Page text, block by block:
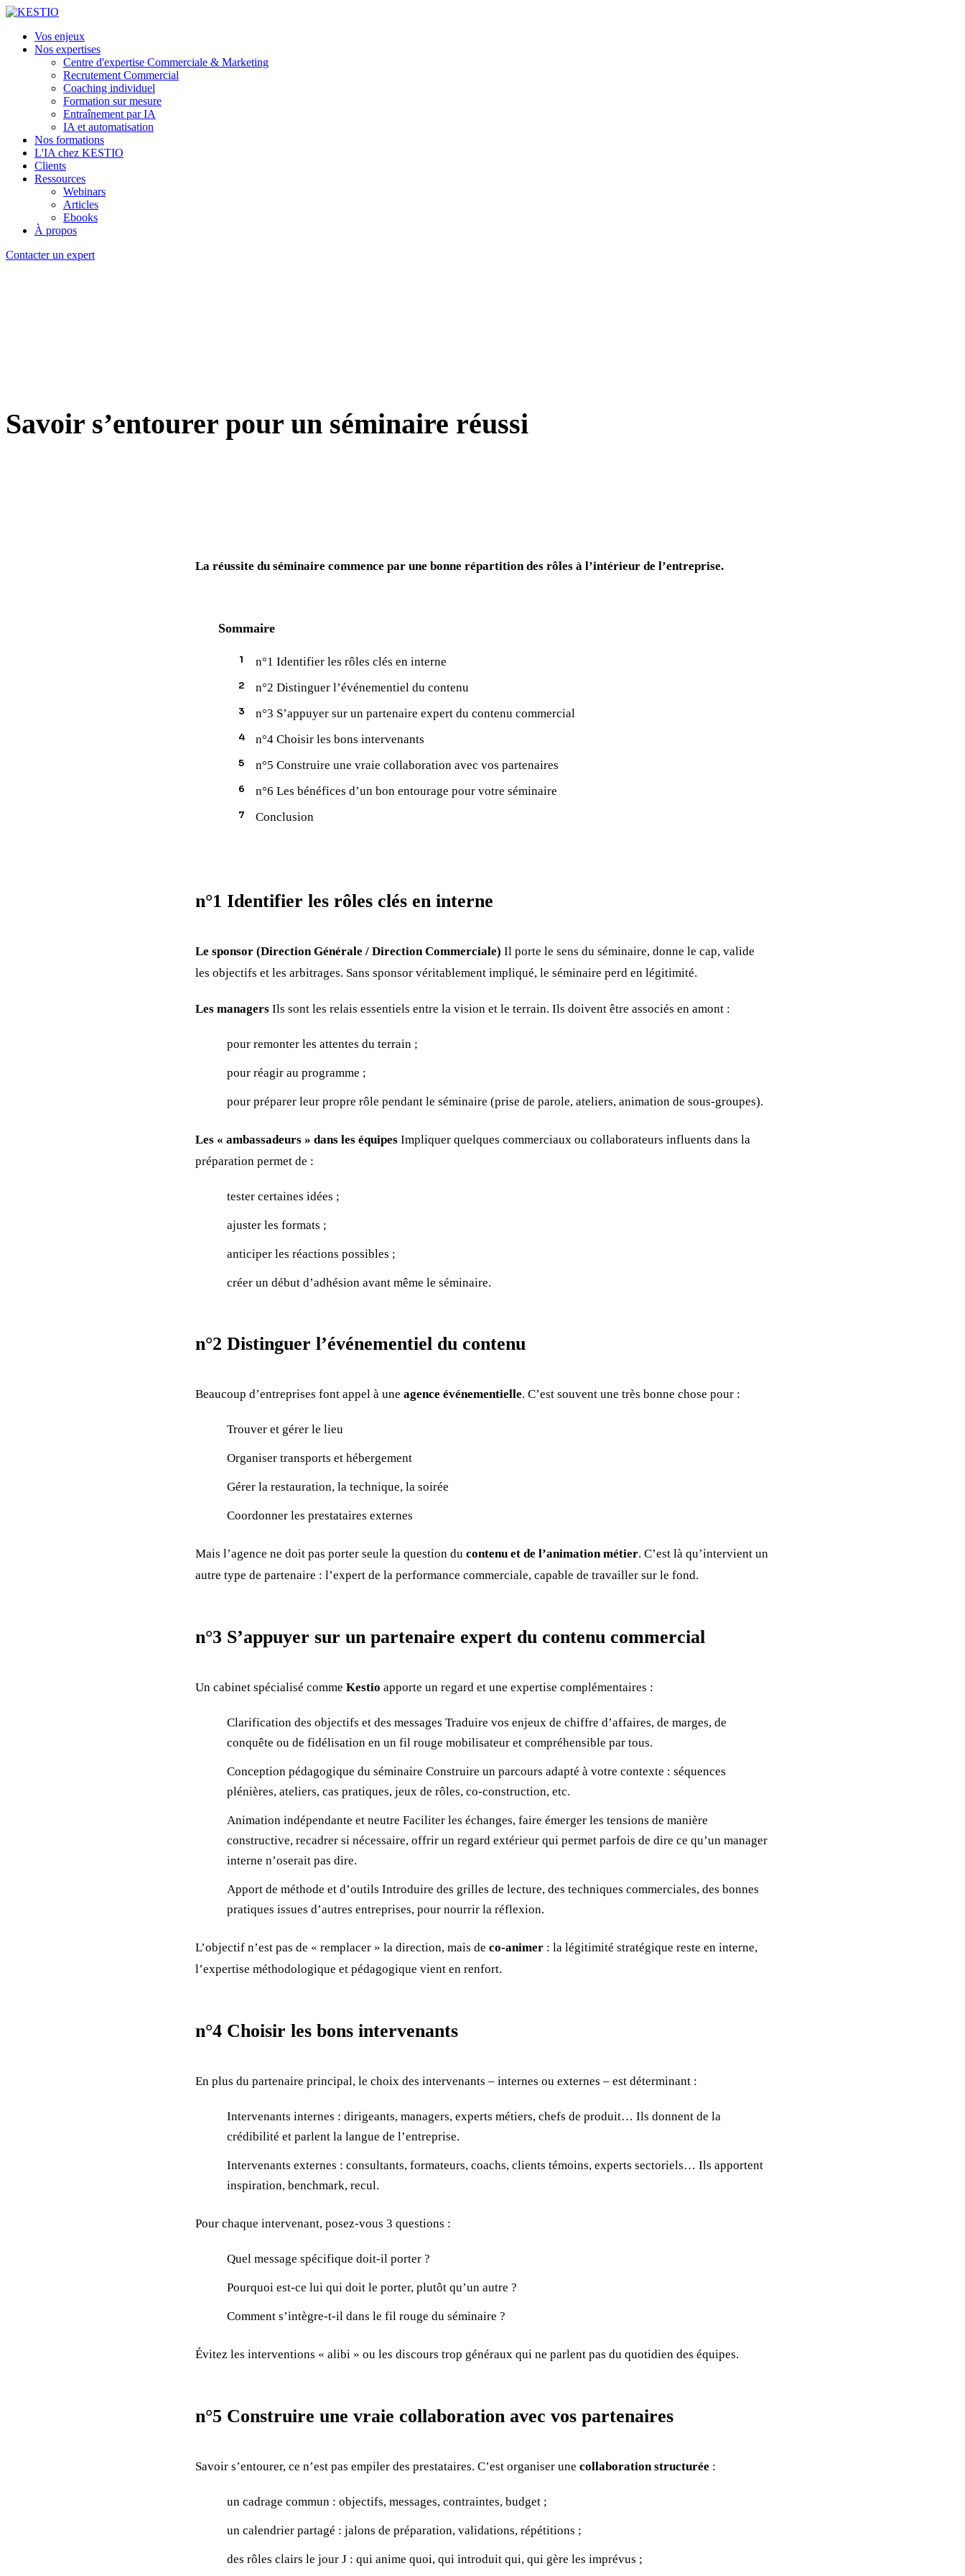
Vos enjeux
Nos expertises
Centre d'expertise Commerciale & Marketing
Recrutement Commercial
Coaching individuel
Formation sur mesure
Entraînement par IA
IA et automatisation
Nos formations
L'IA chez KESTIO
Clients
Ressources
Webinars
Articles
Ebooks
À propos
Contacter un expert
Savoir s’entourer pour un séminaire réussi
La réussite du séminaire commence par une bonne répartition des rôles à l’intérieur de l’entreprise.
Sommaire
n°1 Identifier les rôles clés en interne
n°2 Distinguer l’événementiel du contenu
n°3 S’appuyer sur un partenaire expert du contenu commercial
n°4 Choisir les bons intervenants
n°5 Construire une vraie collaboration avec vos partenaires
n°6 Les bénéfices d’un bon entourage pour votre séminaire
Conclusion
n°1 Identifier les rôles clés en interne
Le sponsor (Direction Générale / Direction Commerciale) Il porte le sens du séminaire, donne le cap, valide
les objectifs et les arbitrages. Sans sponsor véritablement impliqué, le séminaire perd en légitimité.
Les managers Ils sont les relais essentiels entre la vision et le terrain. Ils doivent être associés en amont :
pour remonter les attentes du terrain ;
pour réagir au programme ;
pour préparer leur propre rôle pendant le séminaire (prise de parole, ateliers, animation de sous-groupes).
Les « ambassadeurs » dans les équipes Impliquer quelques commerciaux ou collaborateurs influents dans la
préparation permet de :
tester certaines idées ;
ajuster les formats ;
anticiper les réactions possibles ;
créer un début d’adhésion avant même le séminaire.
n°2 Distinguer l’événementiel du contenu
Beaucoup d’entreprises font appel à une agence événementielle. C’est souvent une très bonne chose pour :
Trouver et gérer le lieu
Organiser transports et hébergement
Gérer la restauration, la technique, la soirée
Coordonner les prestataires externes
Mais l’agence ne doit pas porter seule la question du contenu et de l’animation métier. C’est là qu’intervient un
autre type de partenaire : l’expert de la performance commerciale, capable de travailler sur le fond.
n°3 S’appuyer sur un partenaire expert du contenu commercial
Un cabinet spécialisé comme Kestio apporte un regard et une expertise complémentaires :
Clarification des objectifs et des messages Traduire vos enjeux de chiffre d’affaires, de marges, de
conquête ou de fidélisation en un fil rouge mobilisateur et compréhensible par tous.
Conception pédagogique du séminaire Construire un parcours adapté à votre contexte : séquences
plénières, ateliers, cas pratiques, jeux de rôles, co-construction, etc.
Animation indépendante et neutre Faciliter les échanges, faire émerger les tensions de manière
constructive, recadrer si nécessaire, offrir un regard extérieur qui permet parfois de dire ce qu’un manager
interne n’oserait pas dire.
Apport de méthode et d’outils Introduire des grilles de lecture, des techniques commerciales, des bonnes
pratiques issues d’autres entreprises, pour nourrir la réflexion.
L’objectif n’est pas de « remplacer » la direction, mais de co-animer : la légitimité stratégique reste en interne,
l’expertise méthodologique et pédagogique vient en renfort.
n°4 Choisir les bons intervenants
En plus du partenaire principal, le choix des intervenants – internes ou externes – est déterminant :
Intervenants internes : dirigeants, managers, experts métiers, chefs de produit… Ils donnent de la
crédibilité et parlent la langue de l’entreprise.
Intervenants externes : consultants, formateurs, coachs, clients témoins, experts sectoriels… Ils apportent
inspiration, benchmark, recul.
Pour chaque intervenant, posez-vous 3 questions :
Quel message spécifique doit-il porter ?
Pourquoi est-ce lui qui doit le porter, plutôt qu’un autre ?
Comment s’intègre-t-il dans le fil rouge du séminaire ?
Évitez les interventions « alibi » ou les discours trop généraux qui ne parlent pas du quotidien des équipes.
n°5 Construire une vraie collaboration avec vos partenaires
Savoir s’entourer, ce n’est pas empiler des prestataires. C’est organiser une collaboration structurée :
un cadrage commun : objectifs, messages, contraintes, budget ;
un calendrier partagé : jalons de préparation, validations, répétitions ;
des rôles clairs le jour J : qui anime quoi, qui introduit qui, qui gère les imprévus ;